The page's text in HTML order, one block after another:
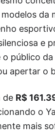
da
e
público
apertar o
de R$
o
mais